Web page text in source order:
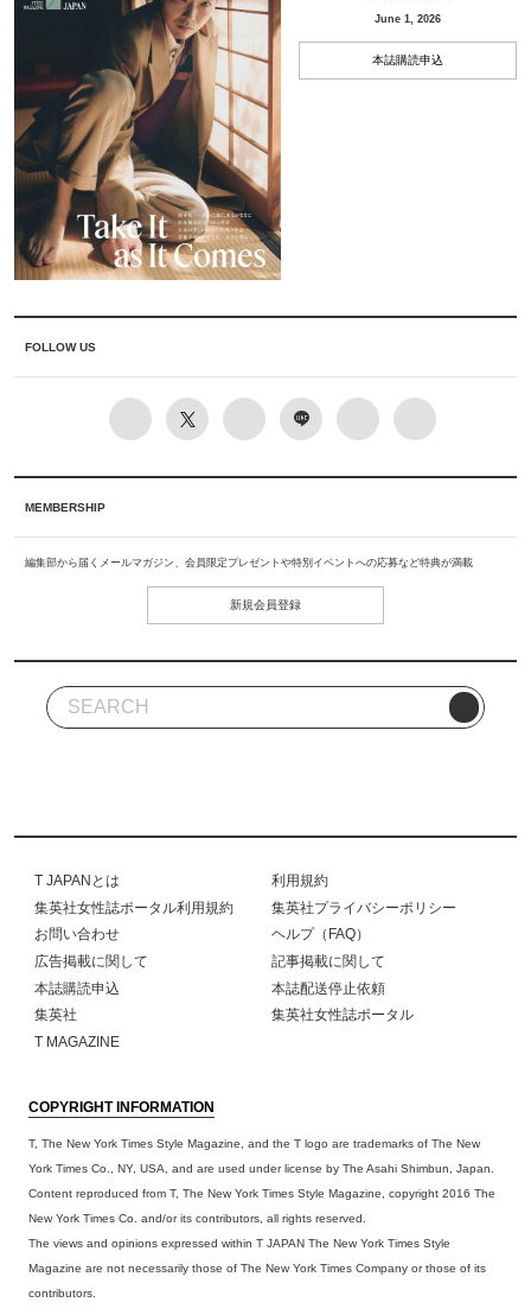
June 1, 2026
本誌購読申込
FOLLOW US
MEMBERSHIP
編集部から届くメールマガジン、会員限定プレゼントや特別イベントへの応募など特典が満載
新規会員登録
T JAPANとは
利用規約
集英社女性誌ポータル利用規約
集英社プライバシーポリシー
お問い合わせ
ヘルプ（FAQ）
広告掲載に関して
記事掲載に関して
本誌購読申込
本誌配送停止依頼
集英社
集英社女性誌ポータル
T MAGAZINE
COPYRIGHT INFORMATION
T, The New York Times Style Magazine, and the T logo are trademarks of The New
York Times Co., NY, USA, and are used under license by The Asahi Shimbun, Japan.
Content reproduced from T, The New York Times Style Magazine, copyright 2016 The
New York Times Co. and/or its contributors, all rights reserved.
The views and opinions expressed within T JAPAN The New York Times Style
Magazine are not necessarily those of The New York Times Company or those of its
contributors.